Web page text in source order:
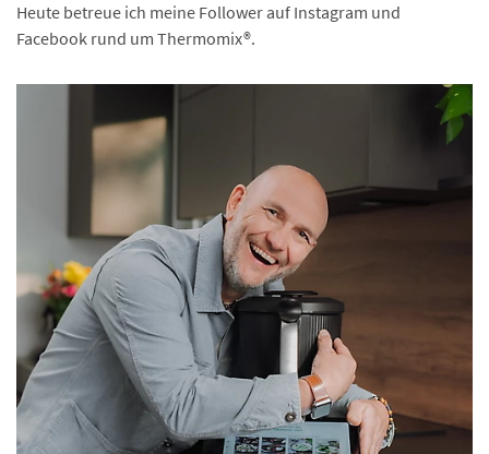
Heute betreue ich meine Follower auf Instagram und
Facebook rund um Thermomix®.